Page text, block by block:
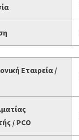
Εταιρεία /
/ PCO